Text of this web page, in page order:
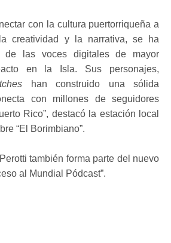
con la cultura puertorriqueña a
creatividad y la narrativa, se ha
de las voces digitales de mayor
en la Isla. Sus personajes,
han construido una sólida
con millones de seguidores
Rico”, destacó la estación local
“El Borimbiano”.
también forma parte del nuevo
al Mundial Pódcast”.